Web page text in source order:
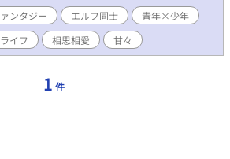
ンタジー エルフ同士
青年×少年
イフ 相思相愛 甘々
1 件